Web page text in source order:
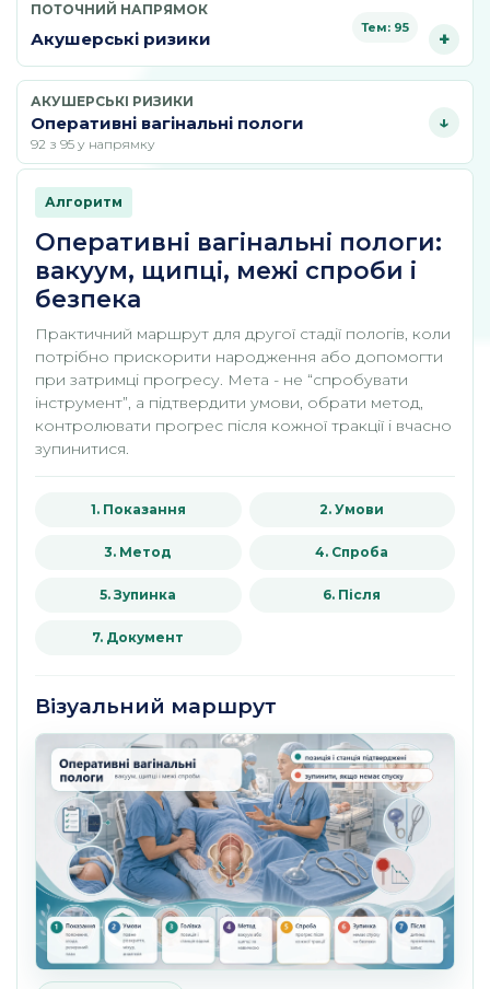
ПОТОЧНИЙ НАПРЯМОК
Акушерські ризики
Тем: 95
АКУШЕРСЬКІ РИЗИКИ
Оперативні вагінальні пологи
92 з 95 у напрямку
Алгоритм
Оперативні вагінальні пологи:
вакуум, щипці, межі спроби і
безпека
Практичний маршрут для другої стадії пологів, коли
потрібно прискорити народження або допомогти
при затримці прогресу. Мета - не “спробувати
інструмент”, а підтвердити умови, обрати метод,
контролювати прогрес після кожної тракції і вчасно
зупинитися.
1. Показання 2. Умови
3. Метод 4. Спроба
5. Зупинка 6. Після
7. Документ
Візуальний маршрут